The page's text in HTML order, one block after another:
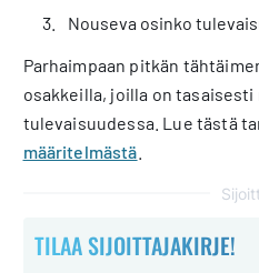
Nouseva osinko
Parhaimpaan pitkän
osakkeilla, joilla on tasaisesti
tulevaisuudessa. Lue tästä
määritelmästä
TILAA SIJOITTAJAKIRJE!